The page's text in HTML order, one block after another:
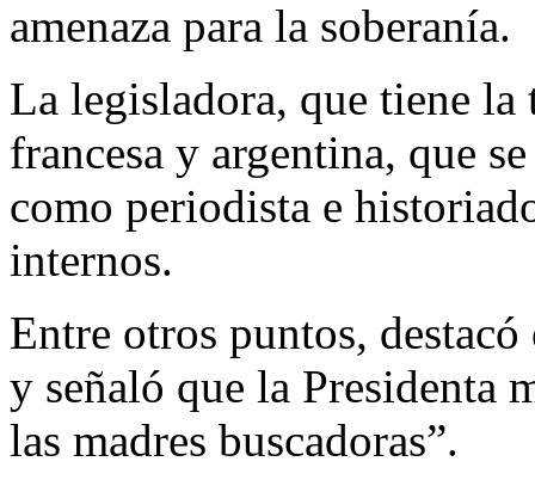
amenaza para la soberanía.
La legisladora, que tiene
francesa y argentina, que
como periodista e
internos.
Entre otros puntos,
y señaló que la Presidenta
las madres buscadoras”.